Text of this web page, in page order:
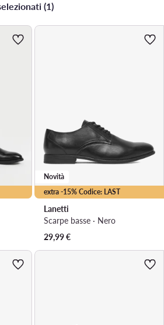
(1)
extra -15% Codice: LAST
Novità
Lanetti
Scarpe basse · Nero
29,99€